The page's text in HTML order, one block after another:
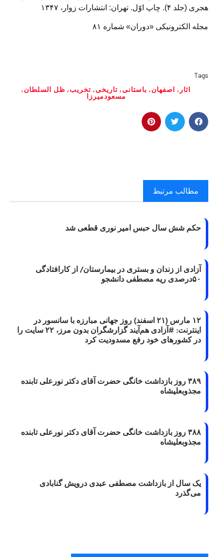
هجری (جلد ۴). چاپ اوّل. تهران: انتشارات زوار، ۱۳۴۷
مجله الکترونیکی «دوران» شماره ۸۱
Tags
اثار , اصفهان‌, باستانی, تاریخی, تخریب, ظل‌ السلطان‌,
مسعودمیرزا
مطالب مرتبط
حکم شش سال حبس امیر نوری قطعی شد
آزادی از زندان و بستری در بیمارستان/ از کارافتادگی
۵۰درصدی ریه مصطفی دانشجو
۱۲ مارس (۲۱ اسفند) روز جهانی مبارزه با سانسور در
اینترنت: #آزادی هم‌آیند گزارشگران‌ بدون مرز، ۲۲ سایت را
در کشورهای خود رفع مسدودیت کرد
۳۸۹ روز بازداشت خانگی حضرت آقای دکتر نورعلی تابنده
مجذوبعلیشاه
۳۸۸ روز بازداشت خانگی حضرت آقای دکتر نورعلی تابنده
مجذوبعلیشاه
یک سال از بازداشت مصطفی عبدی درویش گنابادی
می‌گذرد